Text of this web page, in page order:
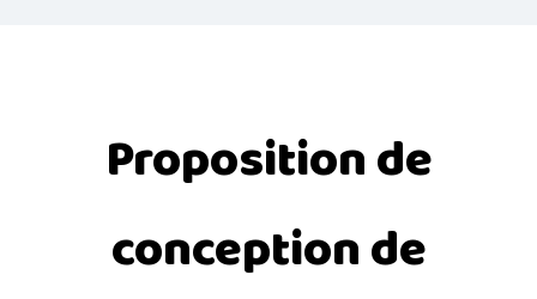
Proposition de
conception de